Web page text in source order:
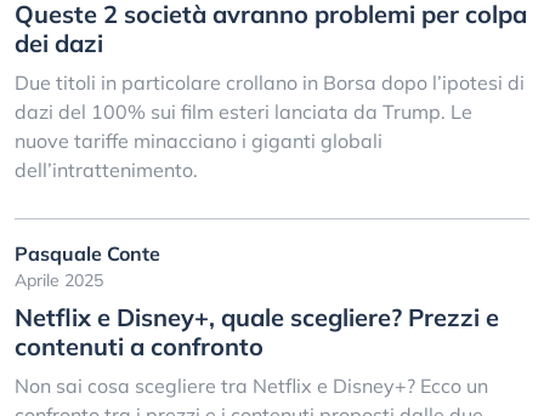
Queste 2 società avranno problemi per colpa
dei dazi
Due titoli in particolare crollano in Borsa dopo l’ipotesi di
dazi del 100% sui film esteri lanciata da Trump. Le
nuove tariffe minacciano i giganti globali
dell’intrattenimento.
Pasquale Conte
Aprile 2025
Netflix e Disney+, quale scegliere? Prezzi e
contenuti a confronto
Non sai cosa scegliere tra Netflix e Disney+? Ecco un